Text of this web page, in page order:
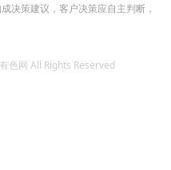
决策建议，客户决策应自主判断，
色网 All Rights Reserved